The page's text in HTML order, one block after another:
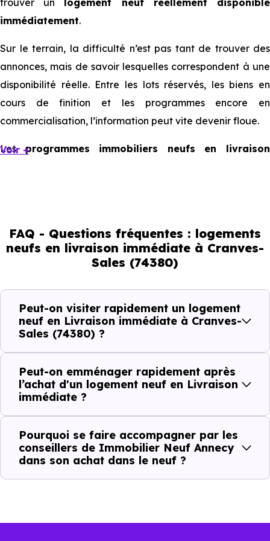
trouver un
logement neuf réellement disponible
immédiatement.
Sur le terrain, la difficulté n’est pas tant de trouver des
annonces, mais de savoir lesquelles correspondent à une
disponibilité réelle. Entre les lots réservés, les biens en
cours de finition et les programmes encore en
commercialisation, l’information peut vite devenir floue.
Lesprogrammes immobiliers neufs en livraison
Livraison immédiate : ce que vous
pouvez réellement faire
Avec un
logement neuf en livraison immédiate à
Cranves-Sales (74380), vous êtes dans une logique très
concrète. Le logement neuf est là, vous pouvez le voir, et
le projet peut avancer rapidement.
Dans la pratique, voici comment cela se passe :
Action Ce que cela change pour vous
Visiter Vous voyez le bien tel qu’il est
Comparer Vous comparez des biens réels
Voir +
FAQ - Questions fréquentes : logements
neufs en livraison immédiate à Cranves-
Sales (74380)
Peut-on visiter rapidement un logement
neuf en Livraison immédiate à Cranves-
Sales (74380) ?
Peut-on emménager rapidement après
l’achat d'un logement neuf en Livraison
immédiate ?
Pourquoi se faire accompagner par les
conseillers de Immobilier Neuf Annecy
dans son achat dans le neuf ?